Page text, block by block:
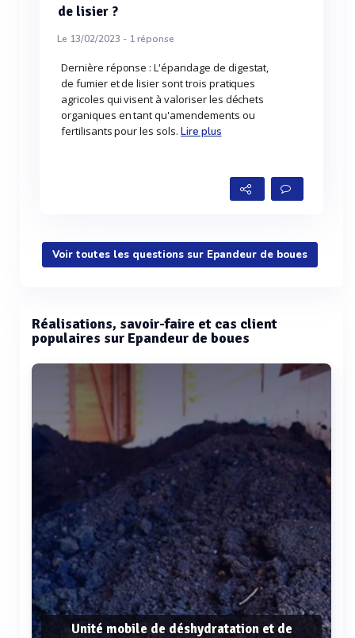
de lisier ?
Le 13/02/2023 - 1réponse
Dernière réponse : L'épandage de digestat,
de fumier et de lisier sont trois pratiques
agricoles qui visent à valoriser les déchets
organiques en tant qu'amendements ou
fertilisants pour les sols. Lire plus
Voir toutes les questions sur Epandeur de boues
Réalisations, savoir-faire et cas client
populaires sur Epandeur de boues
Unité mobile de déshydratation et de